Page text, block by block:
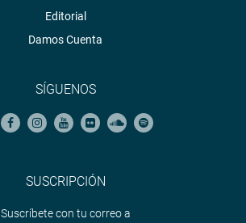
Editorial
Damos Cuenta
SÍGUENOS
SUSCRIPCIÓN
Suscríbete con tu correo a